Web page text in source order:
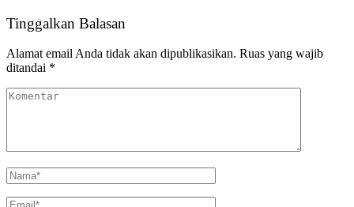
Tinggalkan Balasan
Alamat email Anda tidak akan dipublikasikan. Ruas yang wajib
ditandai *